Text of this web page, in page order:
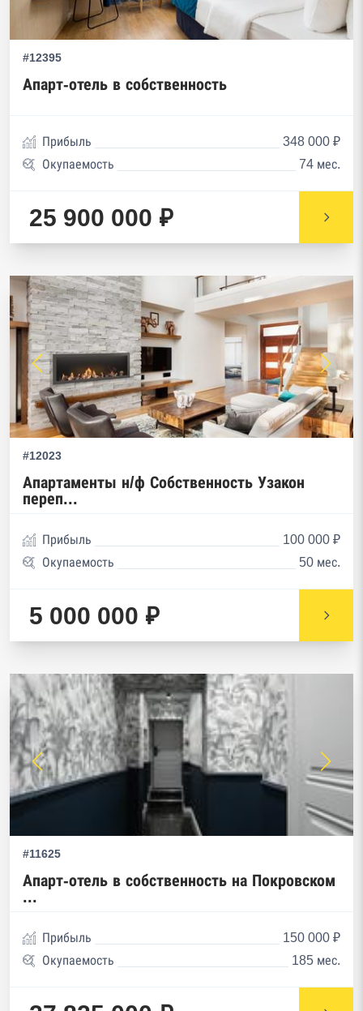
#12395
Апарт-отель в собственность
Прибыль
348 000 ₽
Окупаемость
74 мес.
25 900 000 ₽
#12023
Апартаменты н/ф Собственность Узакон
переп...
Прибыль
100 000 ₽
Окупаемость
50 мес.
5 000 000 ₽
#11625
Апарт-отель в собственность на Покровском
...
Прибыль
150 000 ₽
Окупаемость
185 мес.